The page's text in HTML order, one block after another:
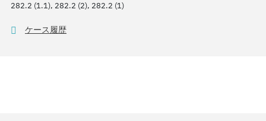
282.2 (1.1), 282.2 (2), 282.2 (1)
ケース履歴